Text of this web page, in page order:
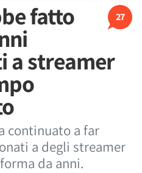
27
fatto
a streamer
continuato a far
a degli streamer
da anni.